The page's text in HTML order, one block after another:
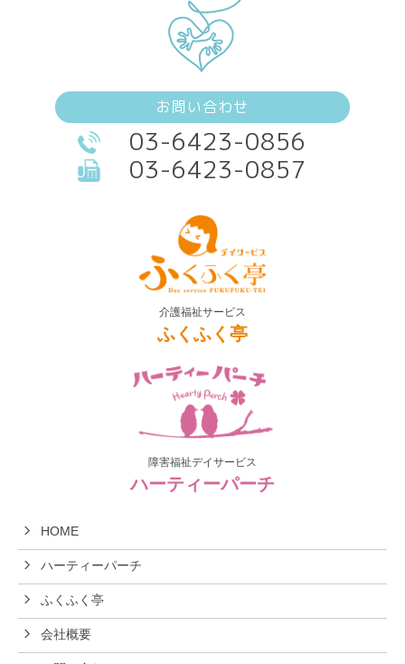
お問い合わせ
03-6423-0856
03-6423-0857
介護福祉サービス
ふくふく亭
障害福祉デイサービス
ハーティーパーチ
HOME
ハーティーパーチ
ふくふく亭
会社概要